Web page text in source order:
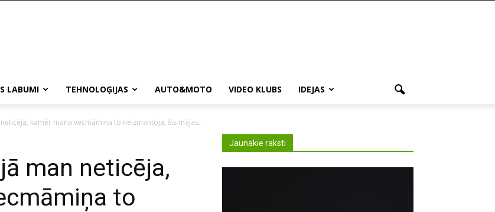
LABUMI TEHNOLOĢIJAS AUTO&MOTO VIDEO KLUBS IDEJAS
kamēr mana vecmāmiņa to neizmantoja, šis mājas...
man neticēja,
to
Jaunakie raksti